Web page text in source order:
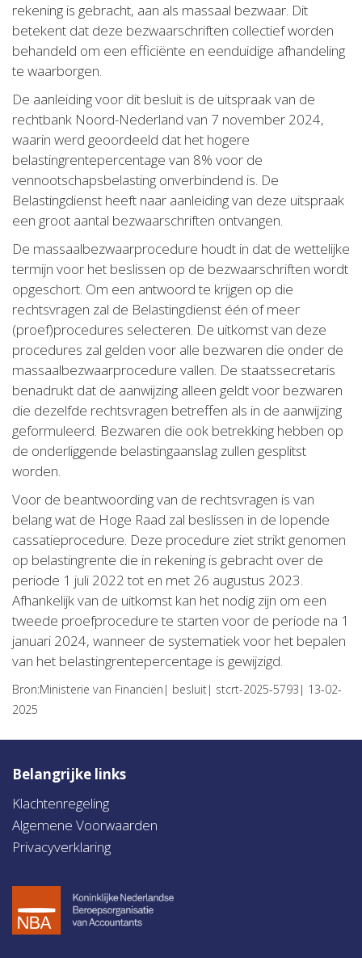
rekening is gebracht, aan als massaal bezwaar. Dit
betekent dat deze bezwaarschriften collectief worden
behandeld om een efficiënte en eenduidige afhandeling
te waarborgen.
De aanleiding voor dit besluit is de uitspraak van de
rechtbank Noord-Nederland van 7 november 2024,
waarin werd geoordeeld dat het hogere
belastingrentepercentage van 8% voor de
vennootschapsbelasting onverbindend is. De
Belastingdienst heeft naar aanleiding van deze uitspraak
een groot aantal bezwaarschriften ontvangen.
De massaalbezwaarprocedure houdt in dat de wettelijke
termijn voor het beslissen op de bezwaarschriften wordt
opgeschort. Om een antwoord te krijgen op die
rechtsvragen zal de Belastingdienst één of meer
(proef)procedures selecteren. De uitkomst van deze
procedures zal gelden voor alle bezwaren die onder de
massaalbezwaarprocedure vallen. De staatssecretaris
benadrukt dat de aanwijzing alleen geldt voor bezwaren
die dezelfde rechtsvragen betreffen als in de aanwijzing
geformuleerd. Bezwaren die ook betrekking hebben op
de onderliggende belastingaanslag zullen gesplitst
worden.
Voor de beantwoording van de rechtsvragen is van
belang wat de Hoge Raad zal beslissen in de lopende
cassatieprocedure. Deze procedure ziet strikt genomen
op belastingrente die in rekening is gebracht over de
periode 1 juli 2022 tot en met 26 augustus 2023.
Afhankelijk van de uitkomst kan het nodig zijn om een
tweede proefprocedure te starten voor de periode na 1
januari 2024, wanneer de systematiek voor het bepalen
van het belastingrentepercentage is gewijzigd.
Bron:Ministerie van Financiën| besluit| stcrt-2025-5793| 13-02-
2025
Belangrijke links
Klachtenregeling
Algemene Voorwaarden
Privacyverklaring